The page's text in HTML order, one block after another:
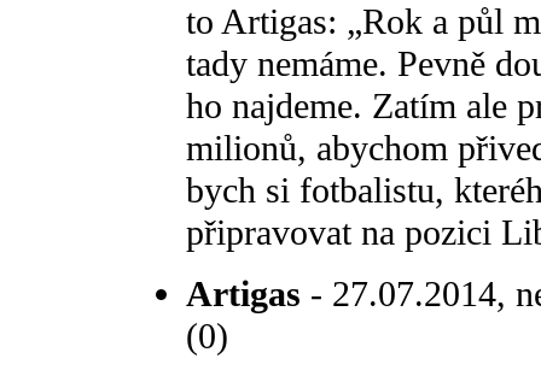
to Artigas: „Rok a půl
tady nemáme. Pevně
ho najdeme. Zatím ale
milionů, abychom
bych si fotbalistu,
připravovat na pozici
Artigas - 27.07.2014,
(0)